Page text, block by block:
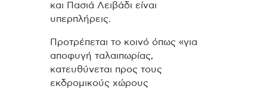
και Πασιά Λειβάδι είναι
υπερπλήρεις.
Προτρέπεται το κοινό όπως «για
αποφυγή ταλαιπωρίας,
κατευθύνεται προς τους
εκδρομικούς χώρους